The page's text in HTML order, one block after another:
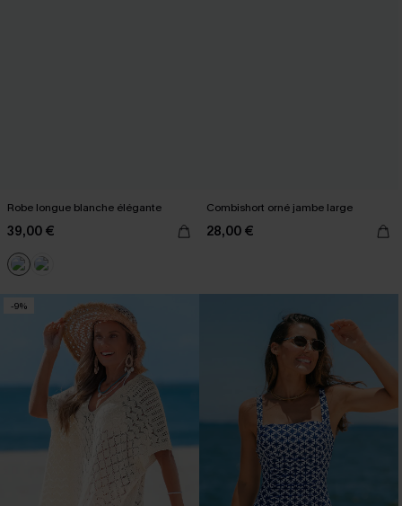
Robe longue blanche élégante
39,00 €
Combishort orné jambe large
28,00 €
-9%